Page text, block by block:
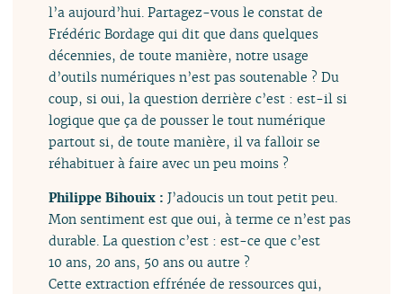
l’a aujourd’hui. Partagez-vous le constat de
Frédéric Bordage qui dit que dans quelques
décennies, de toute manière, notre usage
d’outils numériques n’est pas soutenable ? Du
coup, si oui, la question derrière c’est : est-il si
logique que ça de pousser le tout numérique
partout si, de toute manière, il va falloir se
réhabituer à faire avec un peu moins ?
Philippe Bihouix :J’adoucis un tout petit peu.
Mon sentiment est que oui, à terme ce n’est pas
durable. La question c’est : est-ce que c’est
10 ans, 20 ans, 50 ans ou autre ?
Cette extraction effrénée de ressources qui,